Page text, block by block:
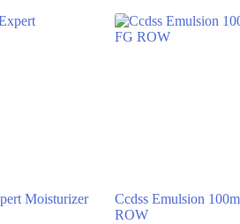
Moisturizer
Ccdss Emulsion
ROW